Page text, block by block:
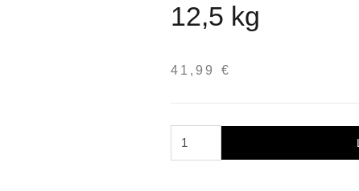
12,5 kg
41,99 €